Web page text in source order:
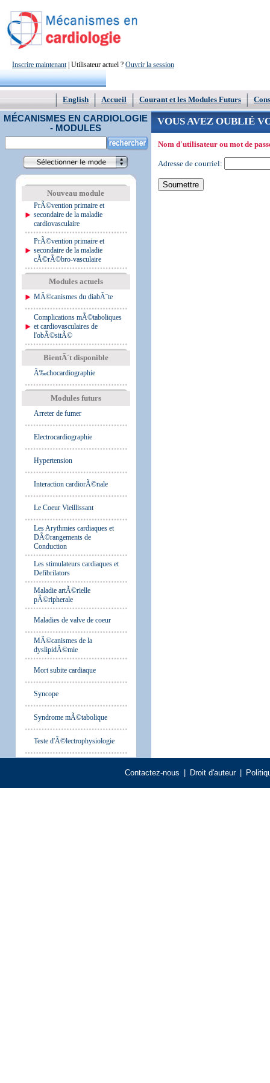
Inscrire maintenant| Utilisateur actuel ? Ouvrir la session
English Accueil Courant et les Modules Futurs
MÉCANISMES EN CARDIOLOGIE
- MODULES
Nouveau module
PrÃ©vention primaire et
secondaire de la maladie
cardiovasculaire
PrÃ©vention primaire et
secondaire de la maladie
cÃ©rÃ©bro-vasculaire
Modules actuels
MÃ©canismes du diabÃ¨te
Complications mÃ©taboliques
et cardiovasculaires de
l'obÃ©sitÃ©
BientÃ´t disponible
Ã‰chocardiographie
Modules futurs
Arreter de fumer
Electrocardiographie
Hypertension
Interaction cardiorÃ©nale
Le Coeur Vieillissant
Les Arythmies cardiaques et
DÃ©rangements de
Conduction
Les stimulateurs cardiaques et
Defibrilators
Maladie artÃ©rielle
pÃ©ripherale
Maladies de valve de coeur
MÃ©canismes de la
dyslipidÃ©mie
Mort subite cardiaque
Syncope
Syndrome mÃ©tabolique
Teste d'Ã©lectrophysiologie
VOUS AVEZ OUBLIÉ
Nom d'utilisateur ou mot de
Adresse de courriel:
Contactez-nous Droit d'auteur